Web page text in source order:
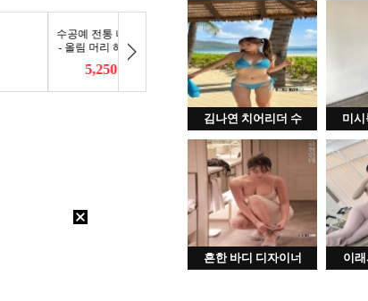
김나연 치어리더 수 미시
흔한 바디 디자이너 이